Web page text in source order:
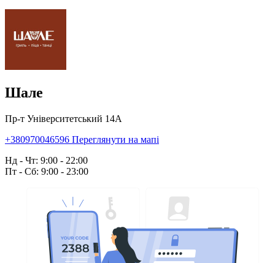
Шале
Пр-т Університетський 14А
+380970046596 Переглянути на мапі
Нд - Чт: 9:00 - 22:00
Пт - Сб: 9:00 - 23:00